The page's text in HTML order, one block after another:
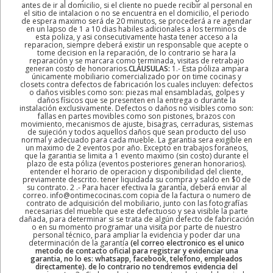
antes de ir al domicilio, si el cliente no puede recibir al personal en
el sitio de intalacion o no se encuentra en el domicilio, el periodo
de espera maximo será de 20 minutos, se procederá a re agendar
en un lapso de 1 a 10 dias habiles adicionales a los terminos de
esta poliza, y asi consecutivamente hasta tener acceso a la
reparacion, siempre deberá existir un responsable que acepte o
tome decision en la reparación, de lo contrario se hara la
reparación y se marcara como terminada, visitas de retrabajo
generan costo de honorarios.CLÁUSULAS: 1.- Esta póliza ampara
únicamente mobiliario comercializado por on time cocinas y
closets contra defectos de fabricación los cuales incluyen: defectos
o daños visibles como son: piezas mal ensambladas, golpes y
daños físicos que se presenten en la entrega o durante la
instalación exclusivamente. Defectos o daños no visibles como son:
fallas en partes movibles como son pistones, brazos con
movimiento, mecanismos de ajuste, bisagras, cerraduras, sistemas
de sujeción y todos aquellos daños que sean producto del uso
normal y adecuado para cada mueble. La garantia sera exigible en
un maximo de 2 eventos por año. Excepto en trabajos foraneos,
que la garantia se limita a 1 evento maximo (sin costo) durante el
plazo de esta póliza (eventos posteriores generan honorarios).
entender el horario de operacion y disponibilidad del cliente,
previamente descrito. tener liquidada su compra y saldo en $0 de
su contrato. 2 .- Para hacer efectiva la garantía, deberá enviar al
correo. info@ontimecocinas.com copia de la factura o numero de
contrato de adquisición del mobiliario, junto con las fotografías
necesarias del mueble que este defectuoso y sea visible la parte
dañada, para determinar si se trata de algún defecto de fabricación
o en su momento programar una visita por parte de nuestro
personal técnico, para ampliar la evidencia y poder dar una
determinación de la garantía (el correo electronico es el unico
metodo de contacto oficial para registrar y evidenciar una
garantia, no lo es: whatsapp, facebook, telefono, empleados
directamente). de lo contrario no tendremos evidencia del